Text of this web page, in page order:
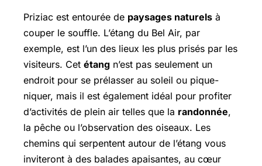
Priziac est entourée de paysages naturels à
couper le souffle. L’étang du Bel Air, par
exemple, est l’un des lieux les plus prisés par les
visiteurs. Cet étang n’est pas seulement un
endroit pour se prélasser au soleil ou pique-
niquer, mais il est également idéal pour profiter
d’activités de plein air telles que la randonnée,
la pêche ou l’observation des oiseaux. Les
chemins qui serpentent autour de l’étang vous
inviteront à des balades apaisantes, au cœur